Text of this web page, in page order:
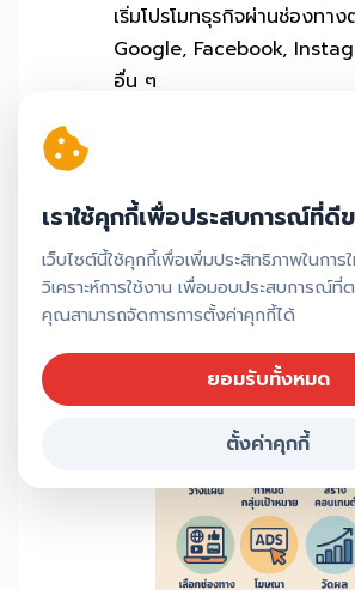
เริ่มโปรโมทธุรกิจผ่านช่องทา
Google, Facebook,
อื่น ๆ
ให้คุณเห็นข้อมูลจริง และพัฒน
หากคุณยังไม่แน่ใจว่าจะเริ่มจากตรงไห
ทีมของเราพร้อมให้คำปรึกษาฟรี และช่ว
เราใช้คุกกี้เพื่อประสบการณ์ที่
เว็บไซต์นี้ใช้คุกกี้เพื่อเพิ่มประสิทธิภาพในการ
วิเคราะห์การใช้งาน เพื่อมอบประสบการณ์
คุณสามารถจัดการการตั้งค่าคุกกี้ได้
ยอมรับทั้งหมด
ตั้งค่าคุกกี้